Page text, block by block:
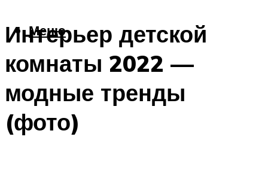
Меню
Интерьер детской
комнаты 2022 —
модные тренды
(фото)